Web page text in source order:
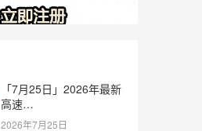
「7月25日」2026年最新
高速
SSR/v2ray/Clash/trojan
2026年7月25日